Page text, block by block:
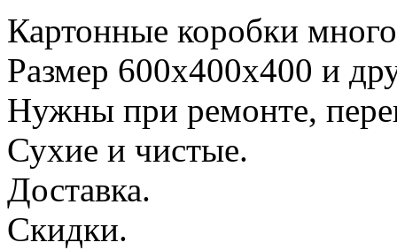
Картонные коробки
Размер 600х400х400 и
Нужны при ремонте,
Сухие и чистые.
Доставка.
Скидки.